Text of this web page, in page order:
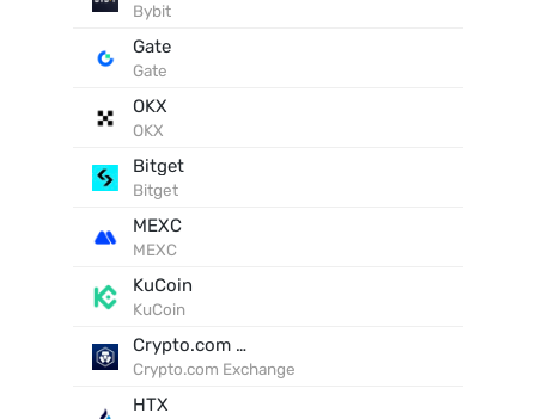
Bybit
Gate
Gate
OKX
OKX
Bitget
Bitget
MEXC
MEXC
KuCoin
KuCoin
Crypto.com Exchange
Crypto.com Exchange
HTX